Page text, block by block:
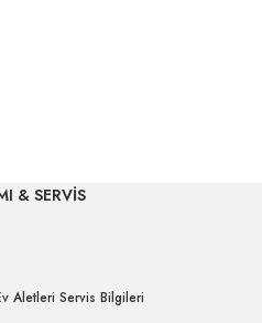
& SERVİS
Aletleri Servis Bilgileri